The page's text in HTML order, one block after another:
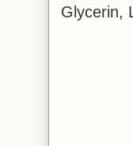
Glycerin,